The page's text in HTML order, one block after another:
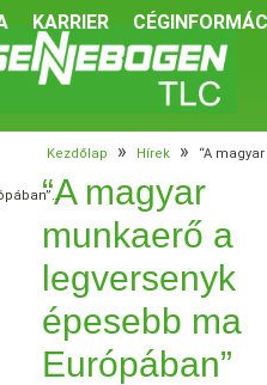
KARRIER
Kezdőlap » Hírek » “A magyar
“A magyar
munkaerő a
legversenyk
épesebb ma
Európában”